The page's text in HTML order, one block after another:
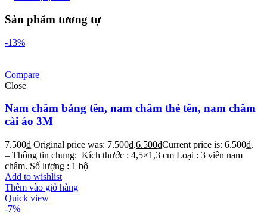
Sản phẩm tương tự
-13%
Compare
Close
Nam châm bảng tên, nam châm thẻ tên, nam châm
cài áo 3M
7.500₫ Original price was: 7.500₫.6.500₫Current price is: 6.500₫.
– Thông tin chung: Kích thước : 4,5×1,3 cm Loại : 3 viên nam
châm. Số lượng : 1 bộ
Add to wishlist
Thêm vào giỏ hàng
Quick view
-7%